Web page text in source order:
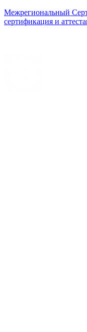
Межрегиональный
сертификация и